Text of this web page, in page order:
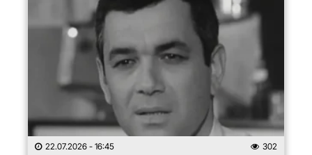
22.07.2026 - 16:45 302